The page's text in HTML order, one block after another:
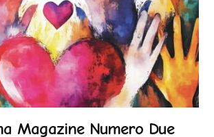
Magazine Numero Due